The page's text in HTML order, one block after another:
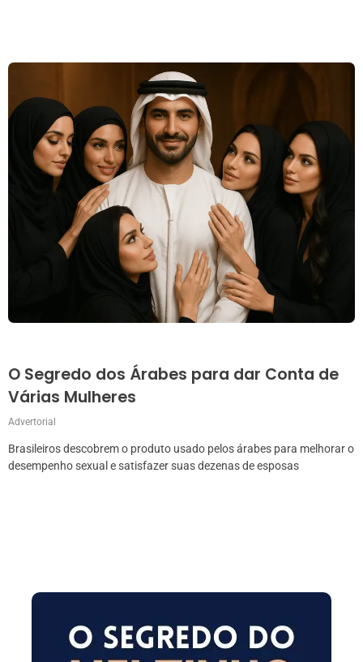
O Segredo dos Árabes para dar Conta de
Várias Mulheres
Advertorial
Brasileiros descobrem o produto usado pelos árabes para melhorar o
desempenho sexual e satisfazer suas dezenas de esposas